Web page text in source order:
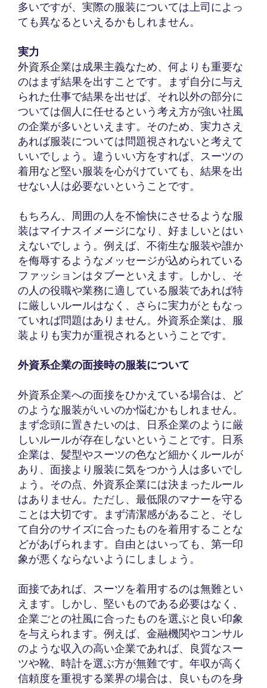
多いですが、実際の服装については上司によっ
ても異なるといえるかもしれません。
実力
外資系企業は成果主義なため、何よりも重要な
のはまず結果を出すことです。まず自分に与え
られた仕事で結果を出せば、それ以外の部分に
ついては個人に任せるという考え方が強い社風
の企業が多いといえます。そのため、実力さえ
あれば服装については問題視されないと考えて
いいでしょう。違ういい方をすれば、スーツの
着用など堅い服装を心がけていても、結果を出
せない人は必要ないということです。
もちろん、周囲の人を不愉快にさせるような服
装はマイナスイメージになり、好ましいとはい
えないでしょう。例えば、不衛生な服装や誰か
を侮辱するようなメッセージが込められている
ファッションはタブーといえます。しかし、そ
の人の役職や業務に適している服装であれば特
に厳しいルールはなく、さらに実力がともなっ
ていれば問題はありません。外資系企業は、服
装よりも実力が重視されるということです。
外資系企業の面接時の服装について
外資系企業への面接をひかえている場合は、ど
のような服装がいいのか悩むかもしれません。
まず念頭に置きたいのは、日系企業のように厳
しいルールが存在しないということです。日系
企業は、髪型やスーツの色など細かくルールが
あり、面接より服装に気をつかう人は多いでし
ょう。その点、外資系企業には決まったルール
はありません。ただし、最低限のマナーを守る
ことは大切です。まず清潔感があること、そし
て自分のサイズに合ったものを着用することな
どがあげられます。自由とはいっても、第一印
象が悪くならないようにしましょう。
面接であれば、スーツを着用するのは無難とい
えます。しかし、堅いものである必要はなく、
企業ごとの社風に合ったものを選ぶと良い印象
を与えられます。例えば、金融機関やコンサル
のような収入の高い企業であれば、良質なスー
ツや靴、時計を選ぶ方が無難です。年収が高く
信頼度を重視する業界の場合は、良いものを身